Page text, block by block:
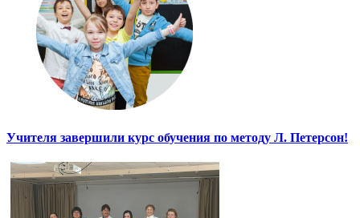
Учителя завершили курс обучения по методу Л. Петерсон!